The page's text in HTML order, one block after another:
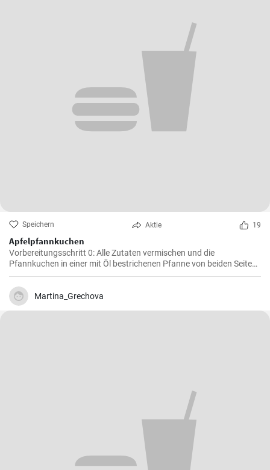
Speichern Aktie 19
Apfelpfannkuchen
Vorbereitungsschritt 0: Alle Zutaten vermischen und die
Pfannkuchen in einer mit Öl bestrichenen Pfanne von beiden Seiten
braten.
Martina_Grechova